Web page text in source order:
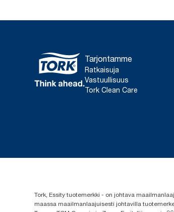
Tarjontamme
Ratkaisuja
Vastuullisuus
Tork Clean Care
Tork, Essity tuotemerkki - on johtava
maassa maailmanlaajuisesti johtavilla